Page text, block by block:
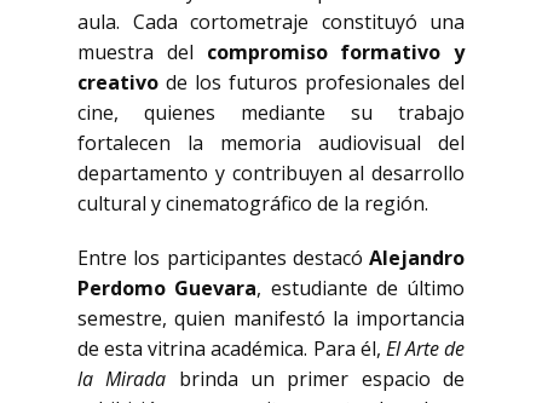
aula. Cada cortometraje constituyó una
muestra del compromiso formativo y
creativo de los futuros profesionales del
cine, quienes mediante su trabajo
fortalecen la memoria audiovisual del
departamento y contribuyen al desarrollo
cultural y cinematográfico de la región.
Entre los participantes destacó Alejandro
Perdomo Guevara, estudiante de último
semestre, quien manifestó la importancia
de esta vitrina académica. Para él, El Arte de
la Mirada brinda un primer espacio de